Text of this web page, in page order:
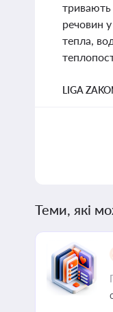
тривають
речовин
тепла,
LIGA
Теми, які